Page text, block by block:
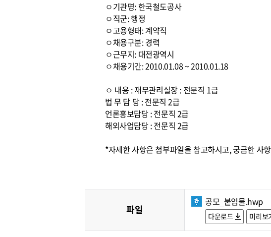
ㅇ기관명: 한국철도공사
ㅇ직군: 행정
ㅇ고용형태: 계약직
ㅇ채용구분: 경력
ㅇ근무지: 대전광역시
ㅇ채용기간: 2010.01.08 ~ 2010.01.18
ㅇ 내용 : 재무관리실장 : 전문직 1급
법 무 담 당 : 전문직 2급
언론홍보담당 : 전문직 2급
해외사업담당 : 전문직 2급
*자세한 사항은 첨부파일을 참고하시고, 궁금한 사
파일
공모_붙임물.hwp
다운로드 미리보